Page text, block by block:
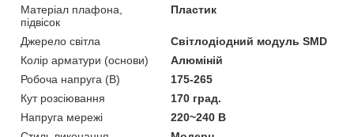
Матеріал плафона,
підвісок
Пластик
Джерело світла
Світлодіодний модуль SMD
Колір арматури (основи)
Алюміній
Робоча напруга (В)
175-265
Кут розсіювання
170 град.
Напруга мережі
220~240 В